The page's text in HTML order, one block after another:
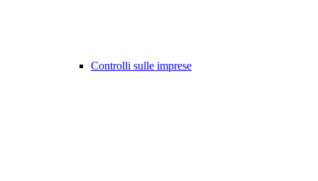
Controlli sulle imprese